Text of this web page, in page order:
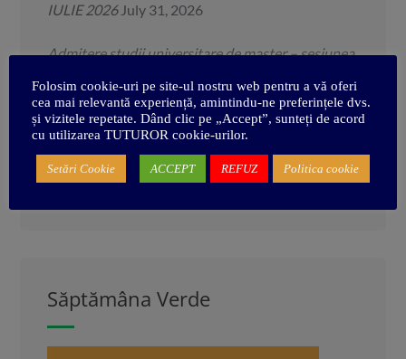
IULIE 2026 July 31, 2026
Admitere studii universitare de master – sesiunea
IULIE 2026
July 31, 2026
Concediu secretariat – AUGUST 2026July 31,
Săptămâna Verde
Folosim cookie-uri pe site-ul nostru web pentru a vă oferi
cea mai relevantă experiență, amintindu-ne preferințele dvs.
și vizitele repetate. Dând clic pe „Accept”, sunteți de acord
cu utilizarea TUTUROR cookie-urilor.
Setări Cookie ACCEPT REFUZ Politica cookie